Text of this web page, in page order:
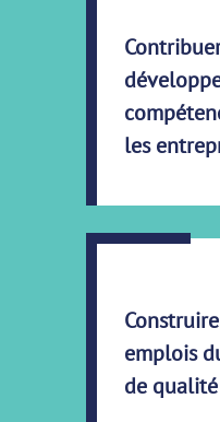
les
emplois
de qualité